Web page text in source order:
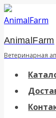
Перейти
к
содержанию
AnimalFarm
Ветеринарная